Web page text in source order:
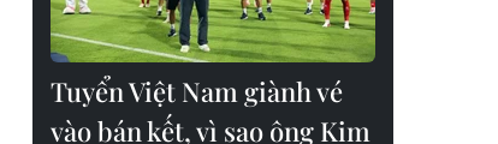
Tuyển Việt Nam giành vé
vào bán kết, vì sao ông Kim